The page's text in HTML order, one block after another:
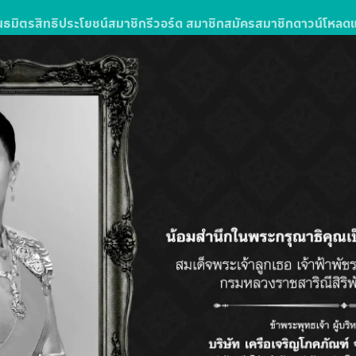
มิตรสิทธิประโยชน์สมาชิกรีวอร์ด สมาชิกสมัครสมาชิกดาวน์โหลด
อสินค้าหรือบริการในโลตัสส์มอลล์
ตัส โกเฟรช ลุ้นรับแพ็กเกจทัวร์
คืน จำนวน 10 รางวัล รางวัลละ